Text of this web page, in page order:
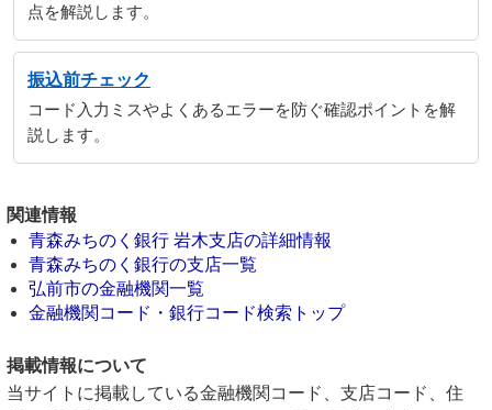
点を解説します。
振込前チェック
コード入力ミスやよくあるエラーを防ぐ確認ポイントを解
説します。
関連情報
青森みちのく銀行 岩木支店の詳細情報
青森みちのく銀行の支店一覧
弘前市の金融機関一覧
金融機関コード・銀行コード検索トップ
掲載情報について
当サイトに掲載している金融機関コード、支店コード、住